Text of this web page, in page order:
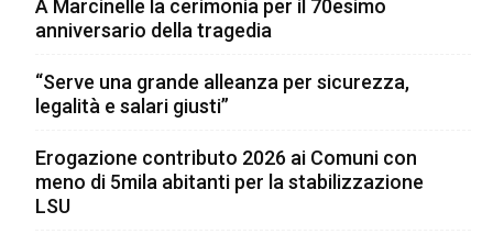
A Marcinelle la cerimonia per il 70esimo
anniversario della tragedia
“Serve una grande alleanza per sicurezza,
legalità e salari giusti”
Erogazione contributo 2026 ai Comuni con
meno di 5mila abitanti per la stabilizzazione
LSU